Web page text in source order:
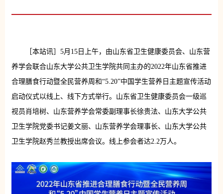
［本站讯］5月15日上午，由山东省卫生健康委员会、山东营
养学会联合山东大学公共卫生学院共同主办的2022年山东省推进
合理膳食行动暨全民营养周和“5.20”中国学生营养日主题宣传活动
启动仪式以线上、线下方式举行。山东省卫生健康委员会一级巡
视员肖培树、山东营养学会常委副理事长徐贵法、山东大学公共
卫生学院党委书记姜文丽、山东营养学会理事长、山东大学公共
卫生学院赵秀兰教授出席会议。线上参会者达2.2万人。